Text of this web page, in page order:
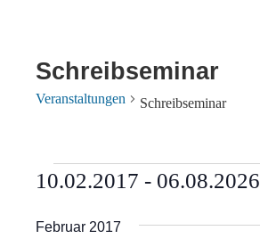
Schreibseminar
Veranstaltungen Schreibseminar
Veranstaltungen
10.02.2017 - 06.08.2026
wählen.
Februar 2017